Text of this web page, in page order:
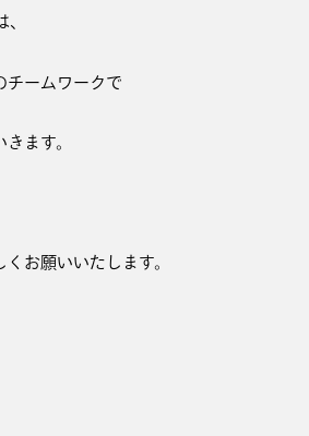
、
チームワークで
ます。
お願いいたします。